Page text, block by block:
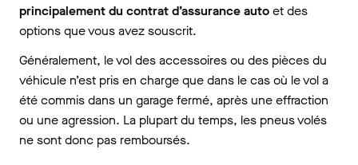
principalement du contrat d’assurance autoet des
options que vous avez souscrit.
Généralement, le vol des accessoires ou des pièces du
véhicule n’est pris en charge que dans le cas où le vol a
été commis dans un garage fermé, après une effraction
ou une agression. La plupart du temps, les pneus volés
ne sont donc pas remboursés.